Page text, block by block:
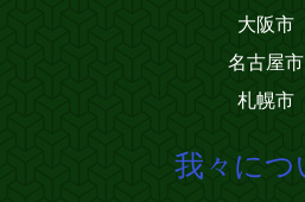
大阪市
名古屋市
札幌市
我々につ